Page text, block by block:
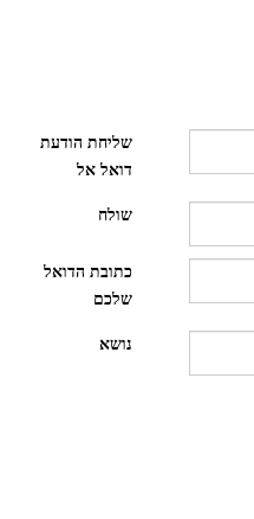
שליחת הודעת
דואל אל
שולח
כתובת הדואל
שלכם
נושא